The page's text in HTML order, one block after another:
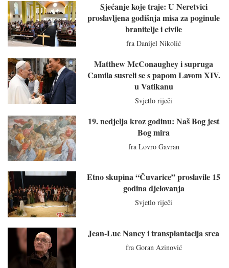
Sjećanje koje traje: U Neretvici
proslavljena godišnja misa za poginule
branitelje i civile
fra Danijel Nikolić
Matthew McConaughey i supruga
Camila susreli se s papom Lavom XIV.
u Vatikanu
Svjetlo riječi
19. nedjelja kroz godinu: Naš Bog jest
Bog mira
fra Lovro Gavran
Etno skupina “Čuvarice” proslavile 15
godina djelovanja
Svjetlo riječi
Jean-Luc Nancy i transplantacija srca
fra Goran Azinović